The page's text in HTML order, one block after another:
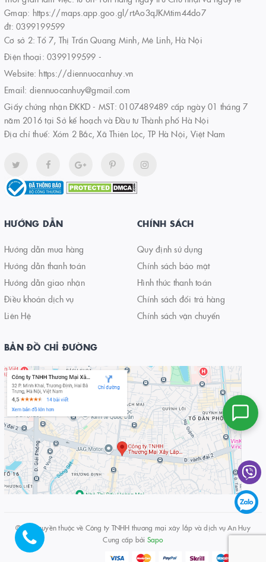
Gmap: https://maps.app.goo.gl/rtAo3qJKMtim44do7
đt: 0399199599
Cơ sở 2: Tổ 7, Thị Trấn Quang Minh, Mê Linh, Hà Nội
Điện thoại: 0399199599 -
Website: https://diennuocanhuy.vn
Email: diennuocanhuy@gmail.com
Giấy chứng nhận ĐKKD - MST: 0107489489 cấp ngày 01 tháng 7
năm 2016 tại Sở kế hoạch và Đầu tư Thành phố Hà Nội
Địa chỉ thuế: Xóm 2 Bắc, Xã Thiên Lộc, TP Hà Nội, Việt Nam
HƯỚNG DẪN
Hướng dẫn mua hàng
Hướng dẫn thanh toán
Hướng dẫn giao nhận
Điều khoản dịch vụ
Liên Hệ
CHÍNH SÁCH
Quy định sử dụng
Chính sách bảo mật
Hình thức thanh toán
Chính sách đổi trả hàng
Chính sách vận chuyển
BẢN ĐỒ CHỈ ĐƯỜNG
© Bản quyền thuộc về Công ty TNHH thương mại xây lắp và dịch vụ An Huy
Cung cấp bởi Sapo